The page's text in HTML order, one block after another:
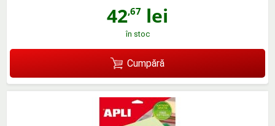
42,67 lei
în stoc
Cumpără